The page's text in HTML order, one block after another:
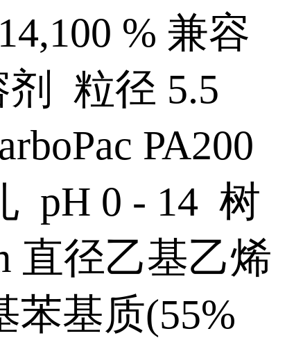
% 兼容
剂 粒径 5.5
PA200
pH 0 - 14 树
直径乙基乙烯
苯基质(55%